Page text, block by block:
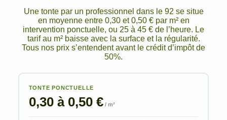
Une tonte par un professionnel dans le 92 se situe
en moyenne entre 0,30 et 0,50 € par m² en
intervention ponctuelle, ou 25 à 45 € de l’heure. Le
tarif au m² baisse avec la surface et la régularité.
Tous nos prix s’entendent avant le crédit d’impôt de
50%.
TONTE PONCTUELLE
0,30 à 0,50 €/ m²